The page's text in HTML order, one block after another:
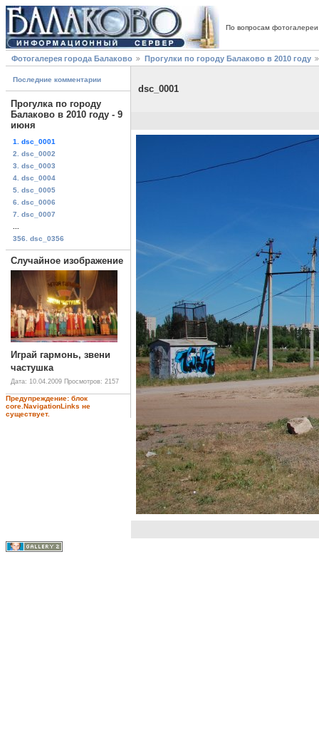
По вопросам
Фотогалерея города Балаково Прогулки по городу Балаково в 2010 году
Последние комментарии
Прогулка по городу
Балаково в 2010 году - 9
июня
1. dsc_0001
2. dsc_0002
3. dsc_0003
4. dsc_0004
5. dsc_0005
6. dsc_0006
7. dsc_0007
356. dsc_0356
Случайное изображение
Играй гармонь, звени
частушка
Дата: 10.04.2009 Просмотров: 2157
Предупреждение: блок
core.NavigationLinks не
существует.
dsc_0001